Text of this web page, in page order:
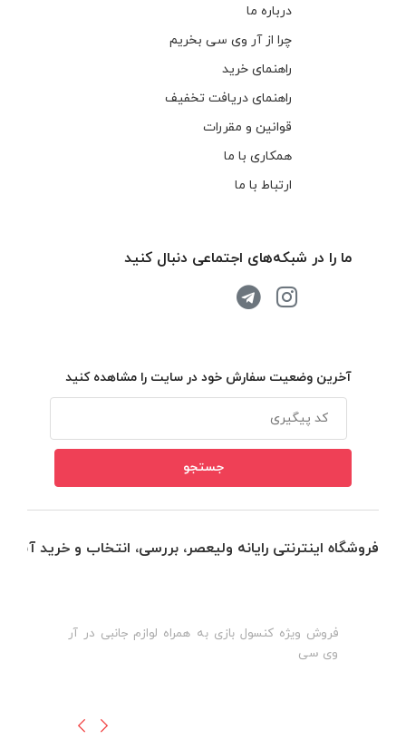
درباره ما
چرا از آر وی سی بخریم
راهنمای خرید
راهنمای دریافت تخفیف
قوانین و مقررات
همکاری با ما
ارتباط با ما
ما را در شبکه‌های اجتماعی دنبال کنید
آخرین وضعیت سفارش خود در سایت را مشاهده کنید
فروشگاه اینترنتی رایانه ولیعصر، بررسی، انتخاب و خرید
فروش ویژه کنسول بازی به همراه لوازم جانبی در آر
وی سی